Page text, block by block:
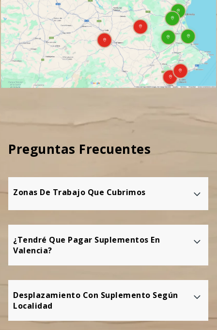


 




Preguntas Frecuentes
Zonas De Trabajo Que Cubrimos
¿Tendré Que Pagar Suplementos En
Valencia?
Desplazamiento Con Suplemento Según
Localidad